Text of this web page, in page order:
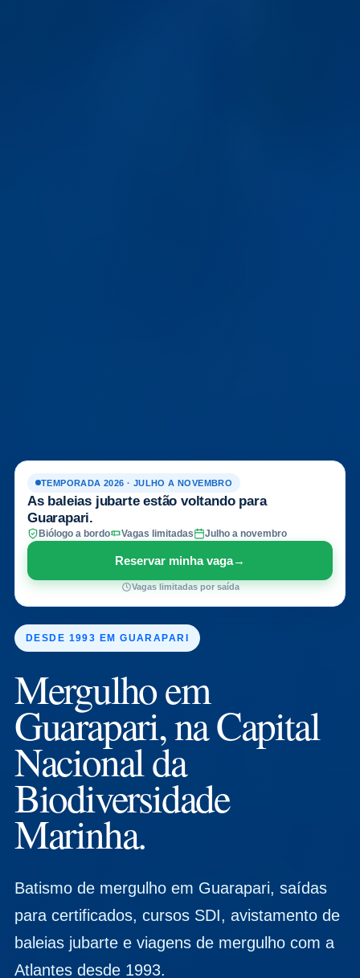
TEMPORADA 2026 · JULHO A NOVEMBRO
As baleias jubarte estão voltando para
Guarapari.
Biólogo a bordo Vagas limitadas Julho a novembro
Reservar minha vaga→
Vagas limitadas por saída
DESDE 1993 EM GUARAPARI
Mergulho em
Guarapari, na Capital
Nacional da
Biodiversidade
Marinha.
Batismo de mergulho em Guarapari, saídas
para certificados, cursos SDI, avistamento de
baleias jubarte e viagens de mergulho com a
Atlantes desde 1993.